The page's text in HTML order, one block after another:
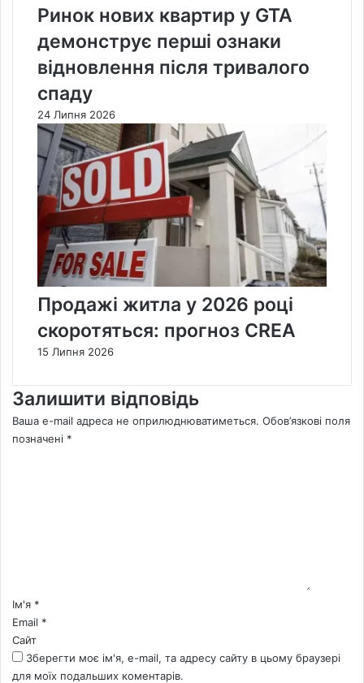
Ринок нових квартир у GTA
демонструє перші ознаки
відновлення після тривалого
спаду
24 Липня 2026
Продажі житла у 2026 році
скоротяться: прогноз CREA
15 Липня 2026
Залишити відповідь
Ваша e-mail адреса не оприлюднюватиметься. Обов’язкові поля
позначені *
*Ім'я *
Email *
Сайт
Зберегти моє ім'я, e-mail, та адресу сайту в цьому браузері
для моїх подальших коментарів.